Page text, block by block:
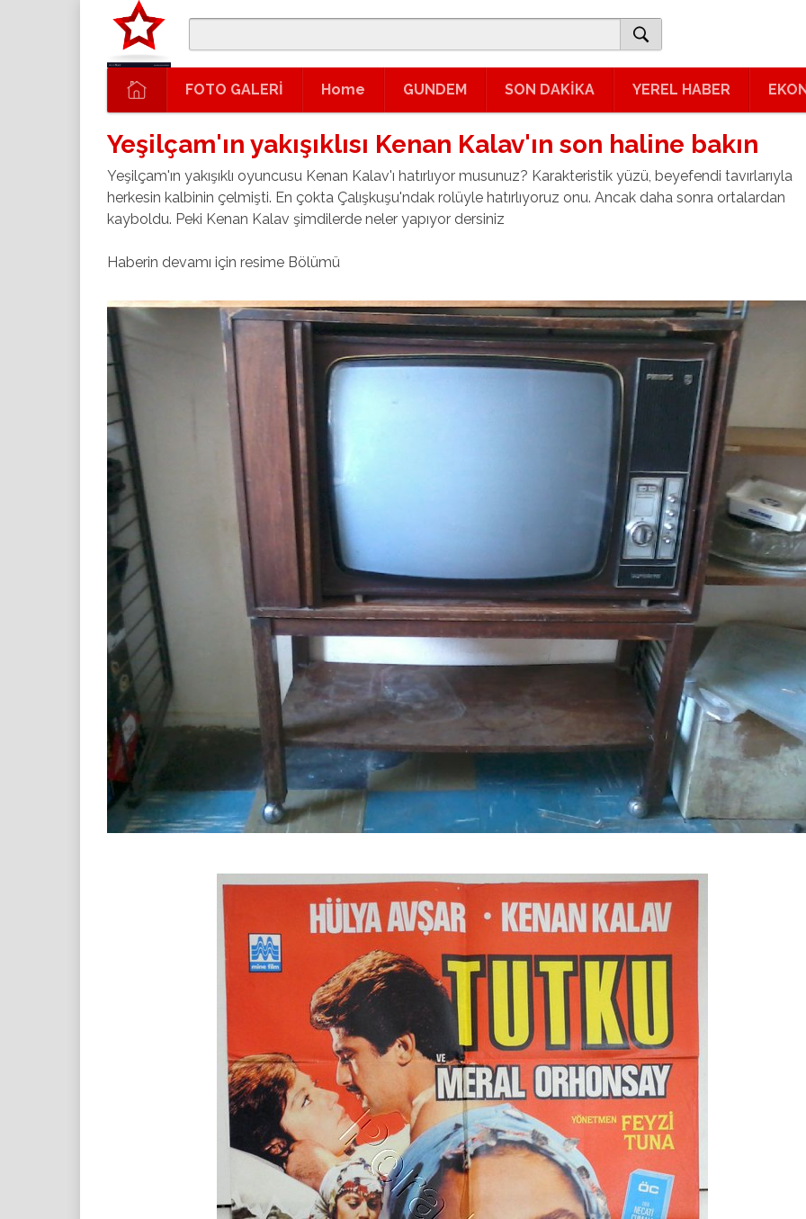
FOTO GALERİ Home GUNDEM SON DAKİKA YEREL HABER
Yeşilçam'ın yakışıklısı Kenan Kalav'ın son haline bakın
Yeşilçam'ın yakışıklı oyuncusu Kenan Kalav'ı hatırlıyor musunuz? Karakteristik yüzü, beyefendi tavırlarıyla
herkesin kalbinin çelmişti. En çokta Çalışkuşu'ndak rolüyle hatırlıyoruz onu. Ancak daha sonra ortalardan
kayboldu. Peki Kenan Kalav şimdilerde neler yapıyor dersiniz
Haberin devamı için resime Bölümü